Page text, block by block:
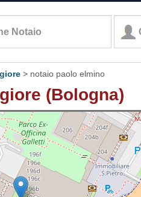
> notaio paolo elmino
(Bologna)